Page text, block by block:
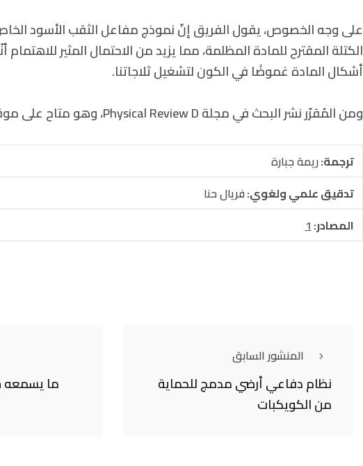
على وجه الخصوص، يقول الفريق إنّ نموذج مفاعل الثقب الأسود
الكتلة المقترح للمادة المظلمة، مما يزيد من الاحتمال المثير للاهتمام
أشكال المادة غموضًا في الكون لتشغيل ثلاجاتنا.
ومن المُقرّر نشر البحث في مجلة Physical Review D، وهو متاح على موقع arXiv.
ترجمة:ريمة جبارة
تدقيق علمي ولغوي:فريال حنا
المصادر:1
المنشور السابق
نظام دفاعي أرضي مدمج للحماية
من الكويكبات
ما يسمعه